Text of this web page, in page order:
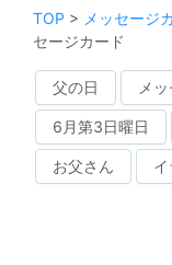
TOP > メッセージ
セージカード
父の日 メ
6月第3日曜日
お父さん イ